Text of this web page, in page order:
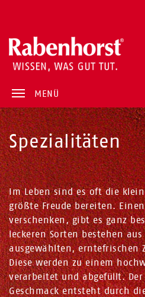
MENÜ
Spezialitäten
Im Leben sind es oft die
größte Freude bereiten.
verschenken, gibt es ganz
leckeren Sorten bestehen
ausgewählten, erntefrischen
Diese werden zu einem
verarbeitet und abgefüllt.
Geschmack entsteht durch